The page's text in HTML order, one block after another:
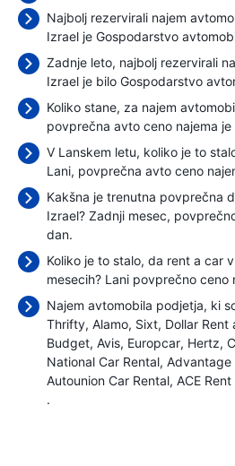
Najbolj rezervirali najem
Izrael je Gospodarstvo
Zadnje leto, najbolj rezervirali
Izrael je bilo Gospodarstvo
Koliko stane, za najem
povprečna avto ceno najema je
V Lanskem letu, koliko je to
Lani, povprečna avto ceno
Kakšna je trenutna povprečna
Izrael? Zadnji mesec,
dan.
Koliko je to stalo, da rent a car
mesecih? Lani povprečno ceno
Najem avtomobila podjetja, ki
Thrifty Alamo Sixt Dollar Rent
Budget Avis Europcar Hertz
National Car Rental Advantage
Autounion Car Rental ACE
.